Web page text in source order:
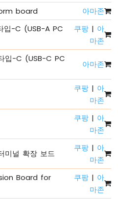
board 아마존
입-C (USB-A PC
쿠팡 | 아
마존
입-C (USB-C PC
아마존
쿠팡 | 아
마존
쿠팡 | 아
마존
미널 확장 보드
쿠팡 | 아
마존
Board for
쿠팡 | 아
마존